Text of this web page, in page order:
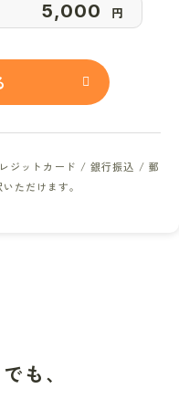
円
ジットカード / 銀行振込 / 郵
ただけます。
も、